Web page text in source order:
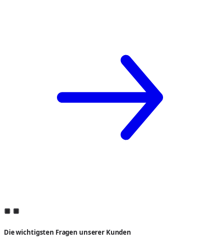
Die wichtigsten Fragen unserer Kunden